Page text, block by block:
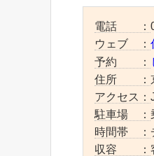
電話 ：
ウェブ ：
予約 ：
住所 ：
アクセス：
駐車場 ：
時間帯 ：
収容 ：